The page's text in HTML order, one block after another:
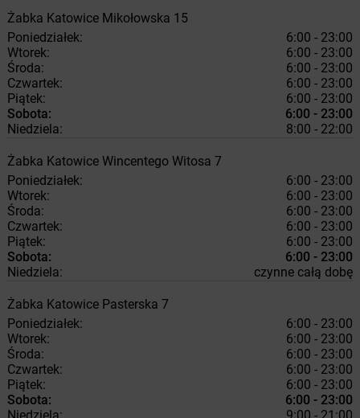
Żabka Katowice Mikołowska 15
Poniedziałek:
6:00 - 23:00
Wtorek:
6:00 - 23:00
Środa:
6:00 - 23:00
Czwartek:
6:00 - 23:00
Piątek:
6:00 - 23:00
Sobota:
6:00 - 23:00
Niedziela:
8:00 - 22:00
Żabka Katowice Wincentego Witosa 7
Poniedziałek:
6:00 - 23:00
Wtorek:
6:00 - 23:00
Środa:
6:00 - 23:00
Czwartek:
6:00 - 23:00
Piątek:
6:00 - 23:00
Sobota:
6:00 - 23:00
Niedziela:
czynne całą dobę
Żabka Katowice Pasterska 7
Poniedziałek:
6:00 - 23:00
Wtorek:
6:00 - 23:00
Środa:
6:00 - 23:00
Czwartek:
6:00 - 23:00
Piątek:
6:00 - 23:00
Sobota:
6:00 - 23:00